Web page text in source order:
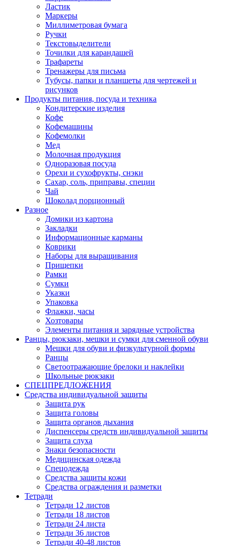
Ластик
Маркеры
Миллиметровая бумага
Ручки
Текстовыделители
Точилки для карандашей
Трафареты
Тренажеры для письма
Тубусы, папки и планшеты для чертежей и
рисунков
Продукты питания, посуда и техника
Кондитерские изделия
Кофе
Кофемашины
Кофемолки
Мед
Молочная продукция
Одноразовая посуда
Орехи и сухофрукты, снэки
Сахар, соль, приправы, специи
Чай
Шоколад порционный
Разное
Домики из картона
Закладки
Информационные карманы
Коврики
Наборы для выращивания
Прищепки
Рамки
Сумки
Указки
Упаковка
Флажки, часы
Хозтовары
Элементы питания и зарядные устройства
Ранцы, рюкзаки, мешки и сумки для сменной обуви
Мешки для обуви и физкультурной формы
Ранцы
Светоотражающие брелоки и наклейки
Школьные рюкзаки
СПЕЦПРЕДЛОЖЕНИЯ
Средства индивидуальной защиты
Защита рук
Защита головы
Защита органов дыхания
Диспенсеры средств индивидуальной защиты
Защита слуха
Знаки безопасности
Медицинская одежда
Спецодежда
Средства защиты кожи
Средства ограждения и разметки
Тетради
Тетради 12 листов
Тетради 18 листов
Тетради 24 листа
Тетради 36 листов
Тетради 40-48 листов